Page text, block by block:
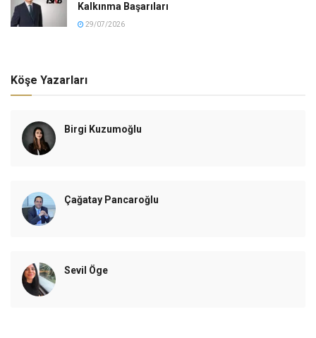
Kalkınma Başarıları
29/07/2026
Köşe Yazarları
Birgi Kuzumoğlu
Çağatay Pancaroğlu
Sevil Öge